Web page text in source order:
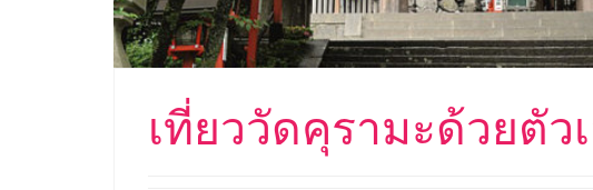
เที่ยววัดคุรามะด้วยตัวเอง